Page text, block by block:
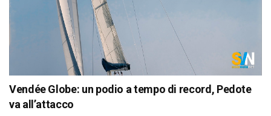
Vendée Globe: un podio a tempo di record, Pedote
va all’attacco